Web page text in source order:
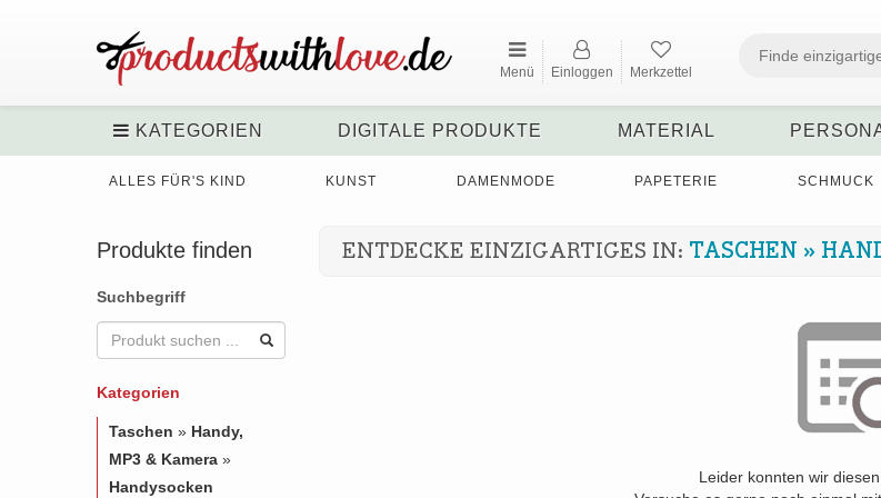
Menü Einloggen Merkzettel
KATEGORIEN DIGITALE PRODUKTE MATERIAL
ALLES FÜR'S KIND KUNST DAMENMODE PAPETERIE SCHMUCK
Produkte finden
Suchbegriff
Kategorien
Taschen » Handy,
MP3 & Kamera »
Handysocken
ENTDECKE EINZIGARTIGES IN: TASCHEN »
Leider konnten wir